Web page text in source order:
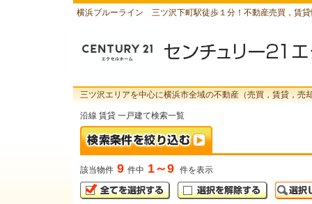
横浜ブルーライン 三ツ沢下町駅徒歩１分！不動産売買，賃
三ツ沢エリアを中心に横浜市全域の不動産（売買，賃貸，
沿線 賃貸 一戸建て検索一覧
該当物件 9 件中 1～9 件を表示